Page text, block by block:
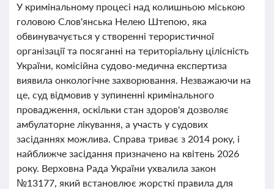
У кримінальному процесі над колишньою міською
головою Слов'янська Нелею Штепою, яка
обвинувачується у створенні терористичної
організації та посяганні на територіальну цілісність
України, комісійна судово-медична експертиза
виявила онкологічне захворювання. Незважаючи на
це, суд відмовив у зупиненні кримінального
провадження, оскільки стан здоров'я дозволяє
амбулаторне лікування, а участь у судових
засіданнях можлива. Справа триває з 2014 року, і
найближче засідання призначено на квітень 2026
року. Верховна Рада України ухвалила закон
№13177, який встановлює жорсткі правила для